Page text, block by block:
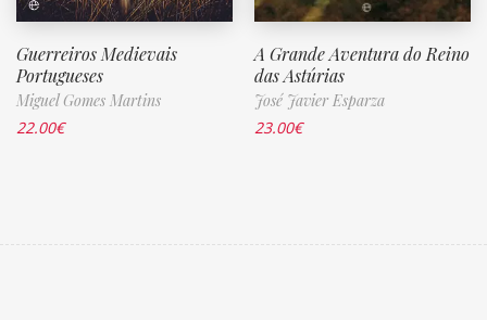
Guerreiros Medievais
Portugueses
Miguel Gomes Martins
22.00€
A Grande Aventura do Reino
das Astúrias
José Javier Esparza
23.00€